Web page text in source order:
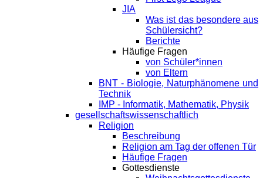
JIA
Was ist das besondere aus
Schülersicht?
Berichte
Häufige Fragen
von Schüler*innen
von Eltern
BNT - Biologie, Naturphänomene und
Technik
IMP - Informatik, Mathematik, Physik
gesellschaftswissenschaftlich
Religion
Beschreibung
Religion am Tag der offenen Tür
Häufige Fragen
Gottesdienste